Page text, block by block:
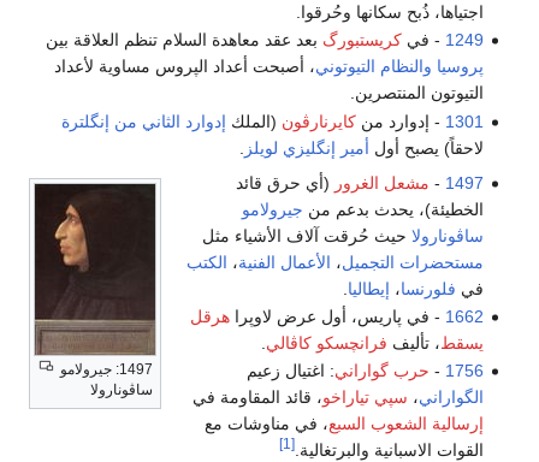
اجتياها، ذُبح سكانها وحُرقوا.
1249 - فيكريستبورگ بعد عقد معاهدة السلام تنظم العلاقة بين
پروسيا والنظام التيوتوني، أصبحت أعداد الپروس مساوية لأعداد
التيوتون المنتصرين.
1301 - إدوارد منكايرنارڤون (الملك إدوارد الثاني من إنگلترة
لاحقاً) يصبح أول أمير إنگليزي لويلز
1497: جيرولامو
ساڤونارولا
1497
- مشعل الغرور (أي حرق قائد
الخطيئة)، يحدث بدعم من جيرولامو
ساڤونارولا حيث حُرقت آلاف الأشياء مثل
مستحضرات التجميل، الأعمال الفنية، الكتب
في فلورنسا، إيطاليا
1662 - في پاريس، أول عرض لاوپراهرقل
يسقط، تأليف فرانچسكو كاڤالي
1756
- حرب گواراني: اغتيال زعيم
الگواراني، سپي تياراخو، قائد المقاومة في
إرسالية الشعوب السبع، في مناوشات مع
القوات الاسبانية والبرتغالية.[1]